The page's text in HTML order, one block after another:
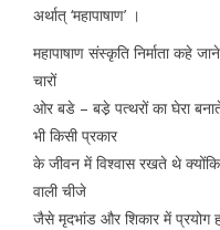
अर्थात् ‘महापाषाण’ ।
महापाषाण संस्कृति निर्माता कहे
चारों
ओर बडे – बडे़ पत्थरों का घेरा
भी किसी प्रकार
के जीवन में विश्वास रखते थे
वाली चीजे
जैसे मृदभांड और शिकार में प्रयोग